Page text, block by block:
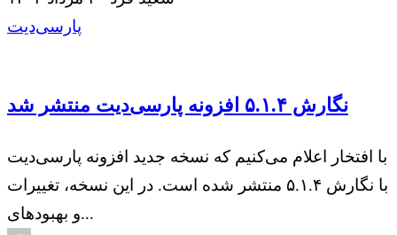
پارسی‌دیت
نگارش ۵.۱.۴ افزونه پارسی‌دیت منتشر شد
با افتخار اعلام می‌کنیم که نسخه جدید افزونه پارسی‌دیت
با نگارش ۵.۱.۴ منتشر شده است. در این نسخه، تغییرات
و بهبودهای...